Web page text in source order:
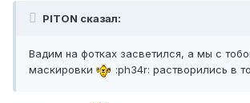
PITON сказал:
Вадим на фотках засветился, а мы с
маскировки
:ph34r: растворились в